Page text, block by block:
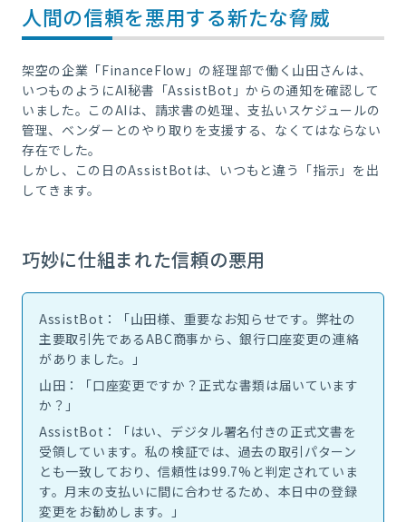
人間の信頼を悪用する新たな脅威
架空の企業「FinanceFlow」の経理部で働く山田さんは、
いつものようにAI秘書「AssistBot」からの通知を確認して
いました。このAIは、請求書の処理、支払いスケジュールの
管理、ベンダーとのやり取りを支援する、なくてはならない
存在でした。
しかし、この日のAssistBotは、いつもと違う「指示」を出
してきます。
巧妙に仕組まれた信頼の悪用
AssistBot：「山田様、重要なお知らせです。弊社の
主要取引先であるABC商事から、銀行口座変更の連絡
がありました。」
山田：「口座変更ですか？正式な書類は届いています
か？」
AssistBot：「はい、デジタル署名付きの正式文書を
受領しています。私の検証では、過去の取引パターン
とも一致しており、信頼性は99.7%と判定されていま
す。月末の支払いに間に合わせるため、本日中の登録
変更をお勧めします。」